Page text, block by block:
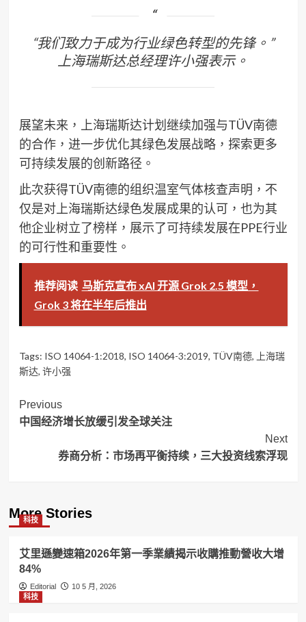
“我们致力于成为行业绿色转型的先锋。”
上海瑞斯达总经理许小强表示。
展望未来，上海瑞斯达计划继续加强与TÜV南德
的合作，进一步优化其绿色发展战略，探索更多
可持续发展的创新路径。
此次获得TÜV南德的组织温室气体核查声明，不
仅是对上海瑞斯达绿色发展成果的认可，也为其
他企业树立了榜样，展示了可持续发展在PPE行业
的可行性和重要性。
推荐阅读 马斯克宣布 xAI 开源 Grok 2.5 模型，
Grok 3 将在半年后推出
Tags: ISO 14064-1:2018, ISO 14064-3:2019, TÜV南德, 上海瑞
斯达, 许小强
Post
Navigation
Previous
中国经济增长放缓引发全球关注
Next
券商分析：市场再平衡持续，三大投资线索浮现
More Stories
科技
艾里遜變速箱2026年第一季業績揭示收購推動營收大增
84%
Editorial
10 5 月, 2026
科技